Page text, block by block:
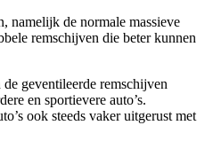
namelijk de normale massieve
remschijven die beter kunnen
geventileerde remschijven
en sportievere auto’s.
ook steeds vaker uitgerust met